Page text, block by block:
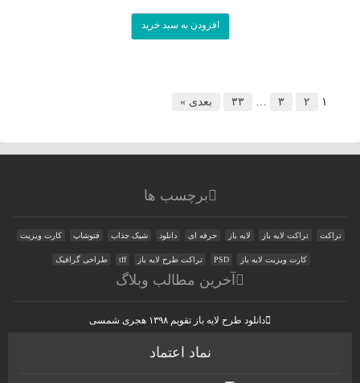
افزودن به سبد خرید
۱ ۲ ۳ … ۳۳ بعدی »
برچسب ها
تراکت تراکت لایه باز لایه باز حرفه ای دانلود شیک جذاب فتوشاپ کارت ویزیت
کارت ویزیت لایه باز PSD تراکت طرح لایه باز tff طراحی گرافیک
آخرین مطالب وبلاگ
دانلود طرح لایه باز تقویم ۱۳۹۸ هجری شمسی
نماد اعتماد